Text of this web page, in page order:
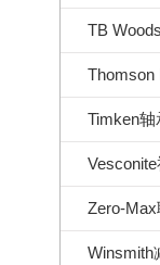
TB
Thomson
Timken轴
Zero-Max
Winsmith